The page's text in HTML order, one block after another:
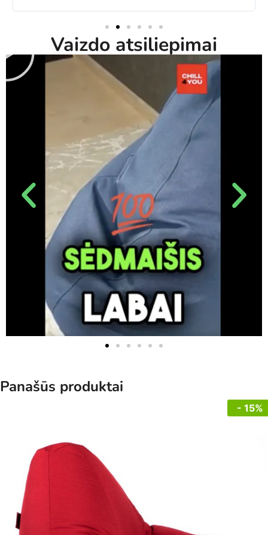
Vaizdo atsiliepimai
Panašūs produktai
- 15%